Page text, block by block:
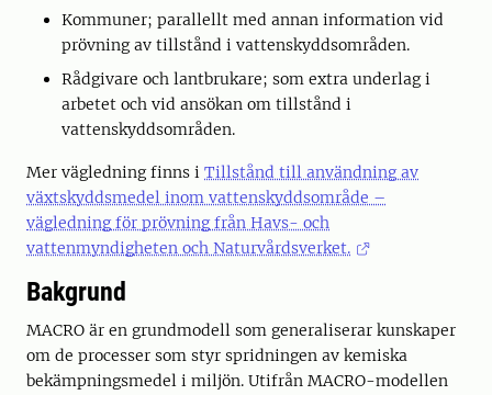
Kommuner; parallellt med annan information vid
prövning av tillstånd i vattenskyddsområden.
Rådgivare och lantbrukare; som extra underlag i
arbetet och vid ansökan om tillstånd i
vattenskyddsområden.
Mer vägledning finns i Tillstånd till användning av
växtskyddsmedel inom vattenskyddsområde –
vägledning för prövning från Havs- och
vattenmyndigheten och Naturvårdsverket.
Bakgrund
MACRO är en grundmodell som generaliserar kunskaper
om de processer som styr spridningen av kemiska
bekämpningsmedel i miljön. Utifrån MACRO-modellen